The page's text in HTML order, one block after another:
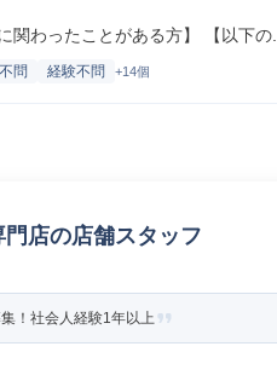
わったことがある方】 【以下の...
問 経験不問 +14個
店の店舗スタッフ
！社会人経験1年以上